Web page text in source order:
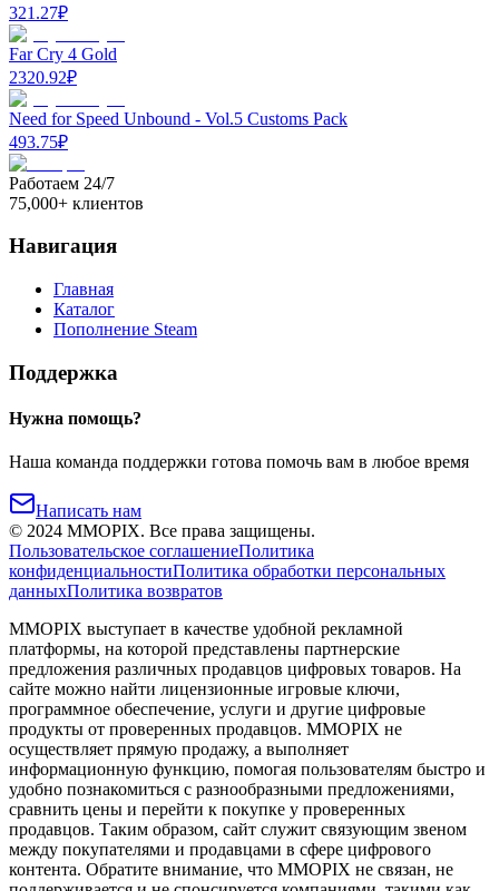
321.27₽
Far Cry 4 Gold
2320.92₽
Need for Speed Unbound - Vol.5 Customs Pack
493.75₽
Работаем 24/7
75,000+ клиентов
Навигация
Главная
Каталог
Пополнение Steam
Поддержка
Нужна помощь?
Наша команда поддержки готова помочь вам в любое время
Написать нам
© 2024 MMOPIX. Все права защищены.
Пользовательское соглашениеПолитика
конфиденциальностиПолитика обработки персональных
данныхПолитика возвратов
MMOPIX выступает в качестве удобной рекламной
платформы, на которой представлены партнерские
предложения различных продавцов цифровых товаров. На
сайте можно найти лицензионные игровые ключи,
программное обеспечение, услуги и другие цифровые
продукты от проверенных продавцов. MMOPIX не
осуществляет прямую продажу, а выполняет
информационную функцию, помогая пользователям быстро и
удобно познакомиться с разнообразными предложениями,
сравнить цены и перейти к покупке у проверенных
продавцов. Таким образом, сайт служит связующим звеном
между покупателями и продавцами в сфере цифрового
контента. Обратите внимание, что MMOPIX не связан, не